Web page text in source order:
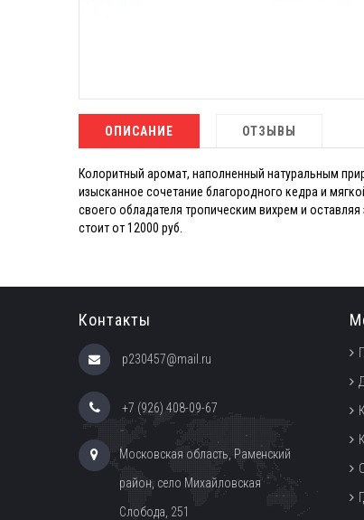
ОПИСАНИЕ ОТЗЫВЫ
Колоритный аромат, наполненный натуральным
изысканное сочетание благородного кедра и
своего обладателя тропическим вихрем и
стоит от 12000 руб.
Контакты
p230457@mail.ru
+7 (926) 408-09-67
Московская область, Раменский
район, село Михайловская
Слобода, 251